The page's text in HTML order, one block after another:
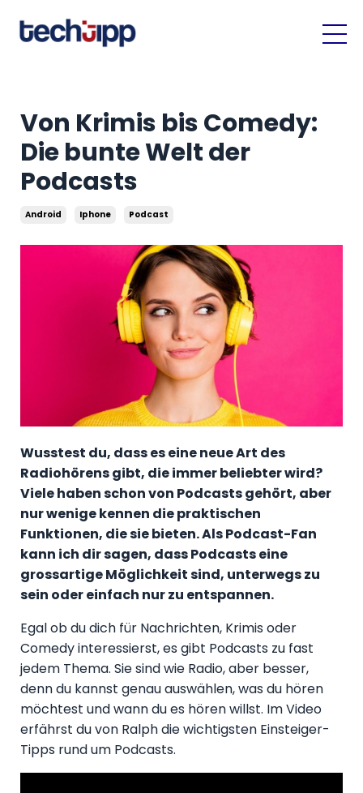
Von Krimis bis Comedy:
Die bunte Welt der
Podcasts
Android Iphone Podcast
Wusstest du, dass es eine neue Art des
Radiohörens gibt, die immer beliebter wird?
Viele haben schon von Podcasts gehört, aber
nur wenige kennen die praktischen
Funktionen, die sie bieten. Als Podcast-Fan
kann ich dir sagen, dass Podcasts eine
grossartige Möglichkeit sind, unterwegs zu
sein oder einfach nur zu entspannen.
Egal ob du dich für Nachrichten, Krimis oder
Comedy interessierst, es gibt Podcasts zu fast
jedem Thema. Sie sind wie Radio, aber besser,
denn du kannst genau auswählen, was du hören
möchtest und wann du es hören willst. Im Video
erfährst du von Ralph die wichtigsten Einsteiger-
Tipps rund um Podcasts.